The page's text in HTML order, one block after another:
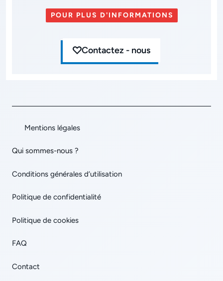
POUR PLUS D'INFORMATIONS
Contactez - nous
Mentions légales
Qui sommes-nous ?
Conditions générales d’utilisation
Politique de confidentialité
Politique de cookies
FAQ
Contact